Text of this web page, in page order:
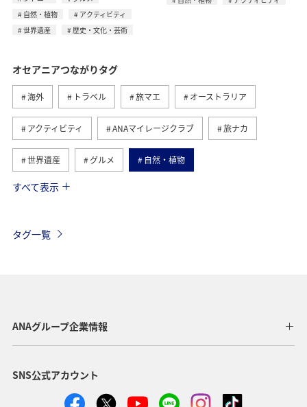
自然・植物
アクティビティ
世界遺産
歴史・文化・芸術
オセアニアつながりタグ
海外 トラベル 旅マエ オーストラリア
アクティビティ ANAマイレージクラブ 旅ナカ
世界遺産 グルメ 自然・植物
シドニー
すべて表示
タグ一覧
ANAグループ企業情報
SNS公式アカウント